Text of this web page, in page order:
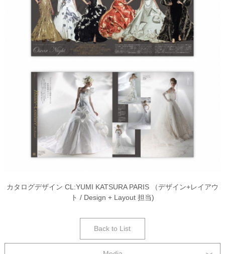
カタログデザイン CL:YUMI KATSURA PARIS （デザイン+レイアウ
ト / Design + Layout 担当)
Back to List